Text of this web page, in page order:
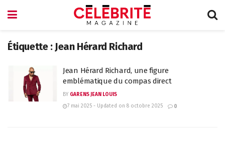
Étiquette : Jean Hérard Richard
Jean Hérard Richard, une figure
emblématique du compas direct
BY GARENS JEAN LOUIS
7 mai 2025 - Updated on 8 octobre 2025
0